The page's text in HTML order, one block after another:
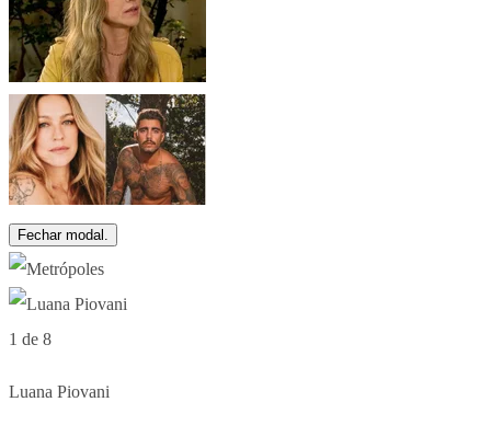
Fechar modal.
1 de 8
Luana Piovani